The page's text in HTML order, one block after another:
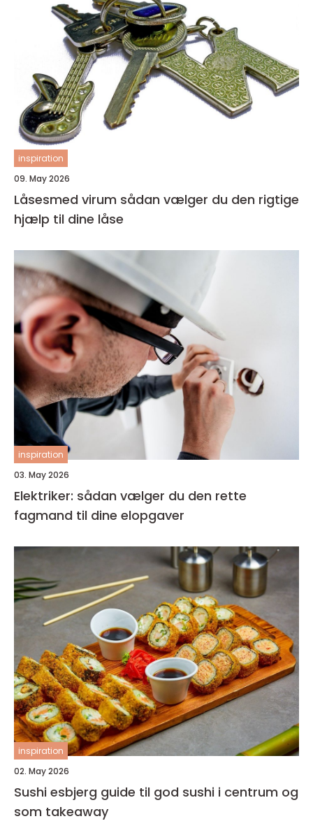
inspiration
09. May 2026
Låsesmed virum sådan vælger du den rigtige
hjælp til dine låse
inspiration
03. May 2026
Elektriker: sådan vælger du den rette
fagmand til dine elopgaver
inspiration
02. May 2026
Sushi esbjerg guide til god sushi i centrum og
som takeaway